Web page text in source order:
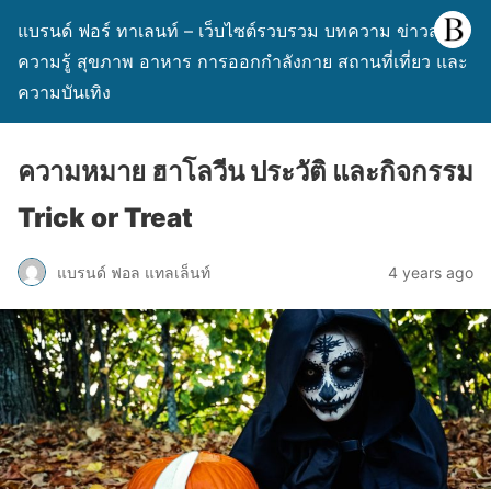
แบรนด์ ฟอร์ ทาเลนท์ – เว็บไซต์รวบรวม บทความ ข่าวสาร
ความรู้ สุขภาพ อาหาร การออกกำลังกาย สถานที่เที่ยว และ
ความบันเทิง
ความหมาย ฮาโลวีน ประวัติ และกิจกรรม
Trick or Treat
แบรนด์ ฟอล แทลเล็นท์ 4 years ago